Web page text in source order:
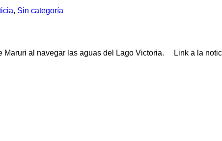
, Sin categoría
Maruri al navegar las aguas del Lago Victoria. Link a la